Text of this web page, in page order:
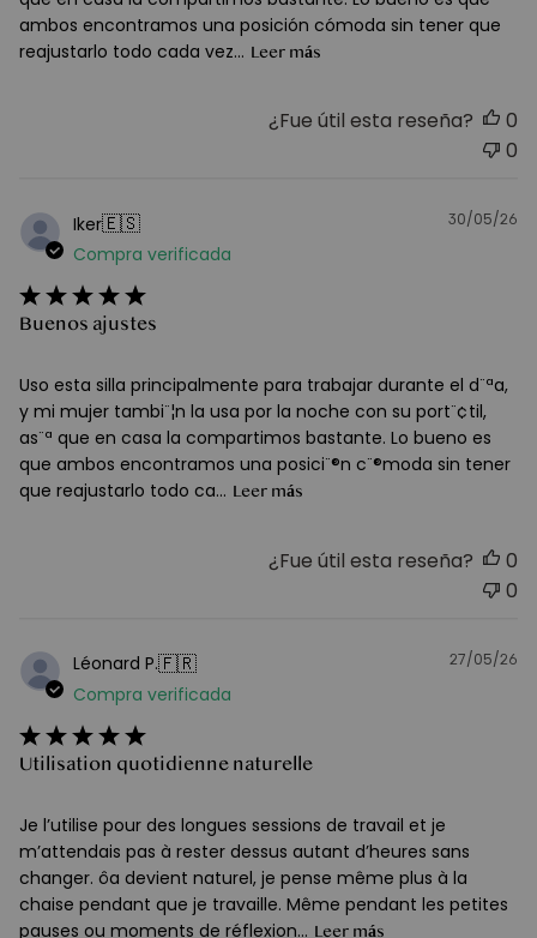
ambos encontramos una posición cómoda sin tener que
reajustarlo todo cada vez... Leer más
¿Fue útil esta reseña?
0
0
Iker🇪🇸
Compra verificada
Buenos ajustes
Uso esta silla principalmente para trabajar durante el d¨ªa,
y mi mujer tambi¨¦n la usa por la noche con su port¨¢til,
as¨ª que en casa la compartimos bastante. Lo bueno es
que ambos encontramos una posici¨®n c¨®moda sin tener
que reajustarlo todo ca... Leer más
30/05/26
¿Fue útil esta reseña?
0
0
Léonard P.🇫🇷
Compra verificada
Utilisation quotidienne naturelle
Je l’utilise pour des longues sessions de travail et je
m’attendais pas à rester dessus autant d’heures sans
changer. ôa devient naturel, je pense même plus à la
chaise pendant que je travaille. Même pendant les petites
pauses ou moments de réflexion... Leer más
27/05/26